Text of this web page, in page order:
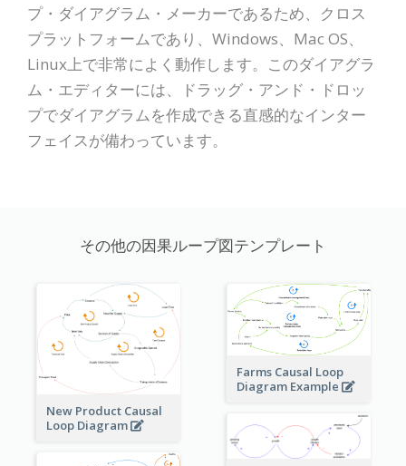
プ・ダイアグラム・メーカーであるため、クロス
プラットフォームであり、Windows、Mac OS、
Linux上で非常によく動作します。このダイアグラ
ム・エディターには、ドラッグ・アンド・ドロッ
プでダイアグラムを作成できる直感的なインター
フェイスが備わっています。
その他の因果ループ図テンプレート
New Product Causal
Loop Diagram
Farms Causal Loop
Diagram Example